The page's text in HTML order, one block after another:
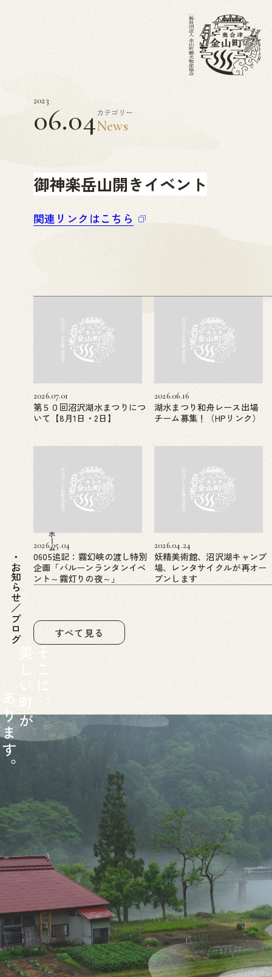
2023
06.04 カテゴリー
News
御神楽岳山開きイベント
関連リンクはこちら
2026.07.01
第５０回沼沢湖水まつりにつ
いて【8月1日・2日】
2026.06.16
湖水まつり和舟レース出場
チーム募集！（HPリンク）
2026.05.04
0605追記：霧幻峡の渡し特別
企画「バルーンランタンイベ
ント～霧灯りの夜～」
2026.04.24
妖精美術館、沼沢湖キャンプ
場、レンタサイクルが再オー
プンします
すべて見る
ホーム
お知らせ／ブログ
そ
こ
に
、
美
し
い
町
が